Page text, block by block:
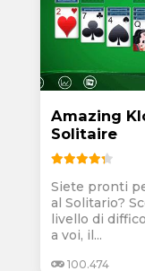
Amazing
Solitaire
Siete pronti
al Solitario?
livello di
a voi, il...
100.474